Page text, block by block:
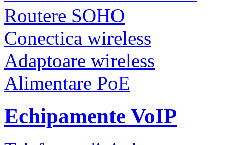
Routere SOHO
Conectica wireless
Adaptoare wireless
Alimentare PoE
Echipamente VoIP